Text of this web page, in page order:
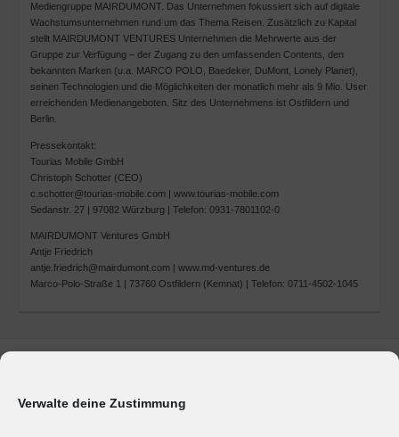
Verwalte deine Zustimmung
Mediengruppe MAIRDUMONT. Das Unternehmen fokussiert sich auf digitale
Wachstumsunternehmen rund um das Thema Reisen. Zusätzlich zu Kapital
stellt MAIRDUMONT VENTURES Unternehmen die Mehrwerte aus der
Gruppe zur Verfügung – der Zugang zu den umfassenden Contents, den
bekannten Marken (u.a. MARCO POLO, Baedeker, DuMont, Lonely Planet),
seinen Technologien und die Möglichkeiten der monatlich mehr als 9 Mio. User
erreichenden Medienangeboten. Sitz des Unternehmens ist Ostfildern und
Berlin.
Pressekontakt:
Tourias Mobile GmbH
Christoph Schotter (CEO)
c.schotter@tourias-mobile.com | www.tourias-mobile.com
Sedanstr. 27 | 97082 Würzburg | Telefon: 0931-7801102-0
MAIRDUMONT Ventures GmbH
Antje Friedrich
antje.friedrich@mairdumont.com | www.md-ventures.de
Marco-Polo-Straße 1 | 73760 Ostfildern (Kemnat) | Telefon: 0711-4502-1045